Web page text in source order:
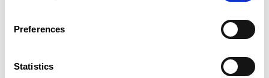
Preferences
Statistics
heures. Le diplôme pour lequel une demande